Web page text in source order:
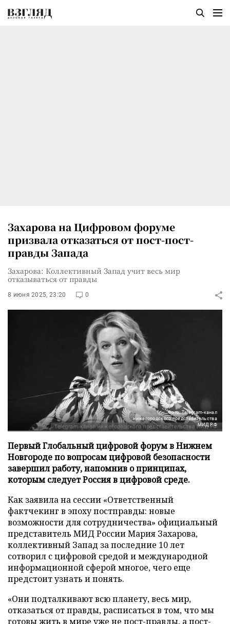
Захарова на Цифровом форуме
призвала отказаться от пост-пост-
правды Запада
Захарова: Коллективный Запад учит весь мир
отказываться от правды
8 июня 2025, 23:20 0
Фото: Telegram-канал
нижегородского представительства
МИД РФ
Первый Глобальный цифровой форум в Нижнем
Новгороде по вопросам цифровой безопасности
завершил работу, напомнив о принципах,
которым следует Россия в цифровой среде.
Как заявила на сессии «Ответственный
фактчекинг в эпоху постправды: новые
возможности для сотрудничества» официальный
представитель МИД России Мария Захарова,
коллективный Запад за последние 10 лет
сотворил с цифровой средой и международной
информационной сферой многое, чего еще
предстоит узнать и понять.
«Они подталкивают всю планету, весь мир,
отказаться от правды, расписаться в том, что мы
готовы жить в мире уже не пост-правды, а пост-